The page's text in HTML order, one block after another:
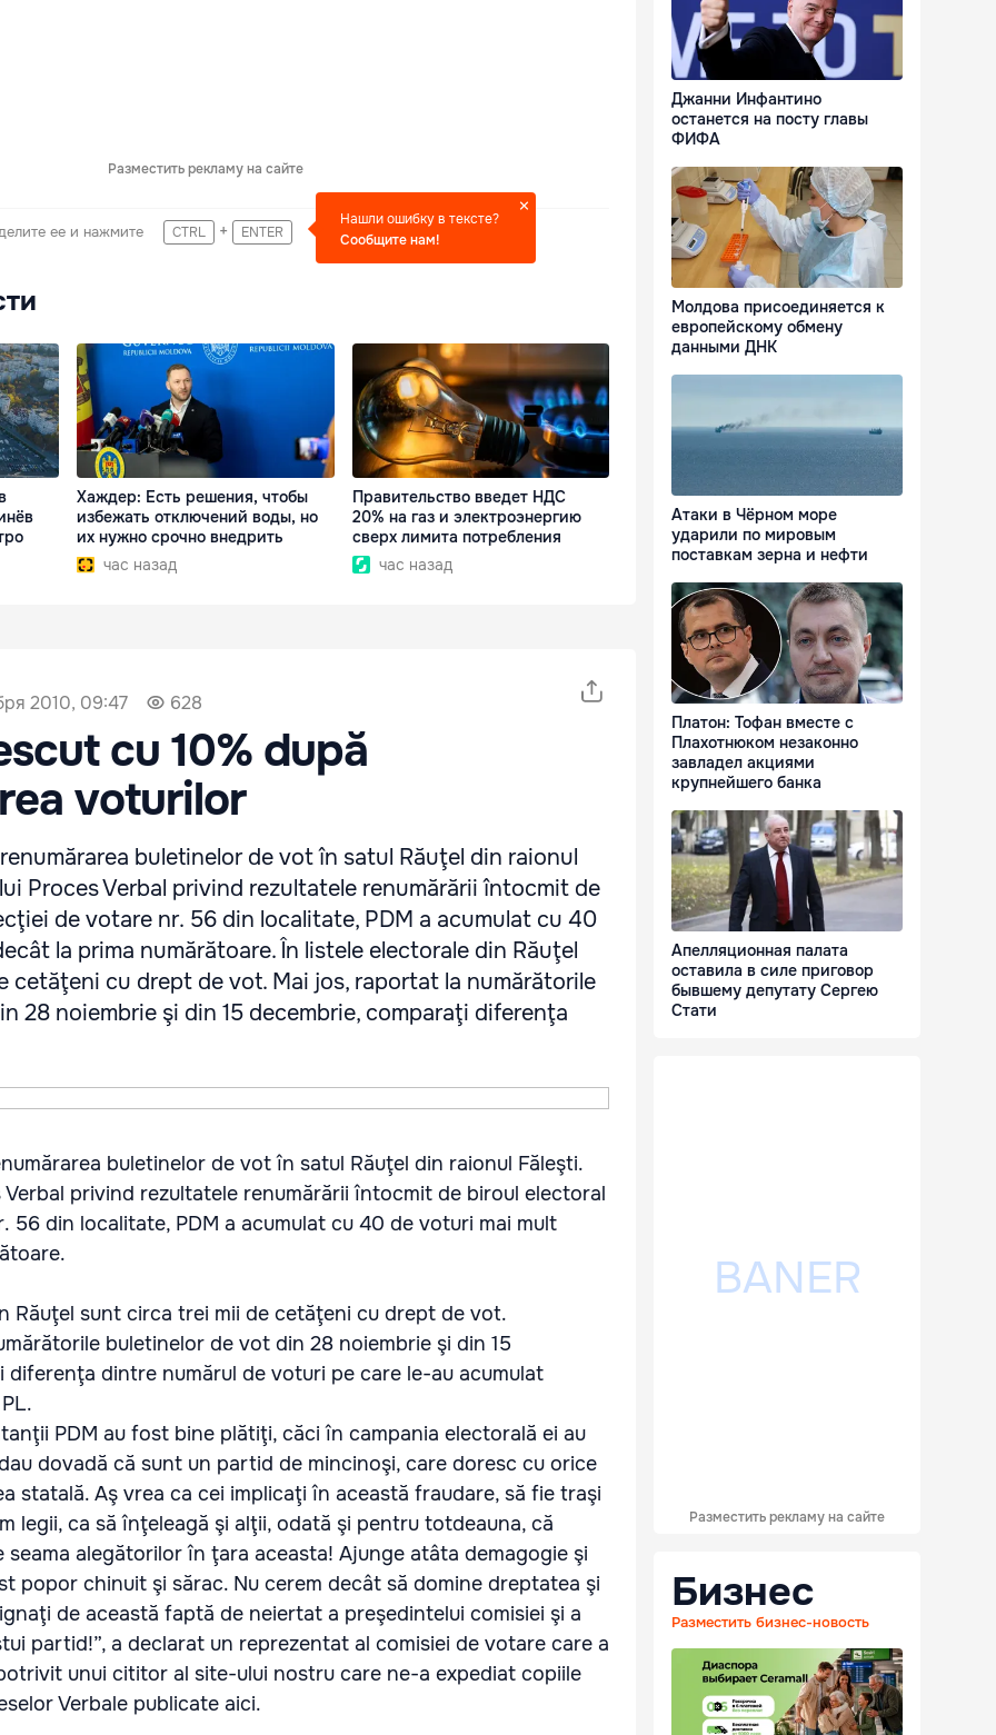
Разместить рекламу на сайте
ее и нажмите CTRL + ENTER
Нашли ошибку в тексте?
Сообщите нам!
Хаждер: Есть решения, чтобы
избежать отключений воды, но
их нужно срочно внедрить
час назад
Правительство введет НДС
20% на газ и электроэнергию
сверх лимита потребления
час назад
2010, 09:47 628
cu 10% după
voturilor
buletinelor de vot în satul Răuţel din raionul
Proces Verbal privind rezultatele renumărării întocmit de
de votare nr. 56 din localitate, PDM a acumulat cu 40
la prima numărătoare. În listele electorale din Răuţel
cetăţeni cu drept de vot. Mai jos, raportat la numărătorile
28 noiembrie şi din 15 decembrie, comparaţi diferenţa
buletinelor de vot în satul Răuţel din raionul Făleşti.
privind rezultatele renumărării întocmit de biroul electoral
56 din localitate, PDM a acumulat cu 40 de voturi mai mult
Răuţel sunt circa trei mii de cetăţeni cu drept de vot.
buletinelor de vot din 28 noiembrie şi din 15
diferenţa dintre numărul de voturi pe care le-au acumulat
PDM au fost bine plătiţi, căci în campania electorală ei au
dovadă că sunt un partid de mincinoşi, care doresc cu orice
statală. Aş vrea ca cei implicaţi în această fraudare, să fie traşi
legii, ca să înţeleagă şi alţii, odată şi pentru totdeauna, că
seama alegătorilor în ţara aceasta! Ajunge atâta demagogie şi
popor chinuit şi sărac. Nu cerem decât să domine dreptatea şi
de această faptă de neiertat a preşedintelui comisiei şi a
partid!”, a declarat un reprezentat al comisiei de votare care a
unui cititor al site-ului nostru care ne-a expediat copiile
Verbale publicate aici.
Джанни Инфантино
останется на посту главы
ФИФА
Молдова присоединяется к
европейскому обмену
данными ДНК
Атаки в Чёрном море
ударили по мировым
поставкам зерна и нефти
Платон: Тофан вместе с
Плахотнюком незаконно
завладел акциями
крупнейшего банка
Апелляционная палата
оставила в силе приговор
бывшему депутату Сергею
Стати
Разместить рекламу на сайте
Бизнес
Разместить бизнес-новость